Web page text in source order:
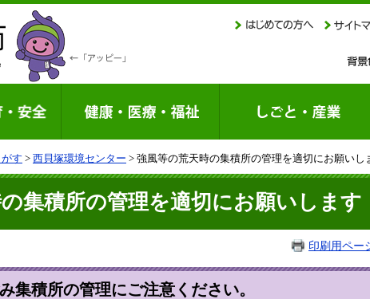
す > 西貝塚環境センター > 強風等の荒天時の集積所の管理を適切にお願いし
集積所の管理を適切にお願いします
印刷用ペー
集積所の管理にご注意ください。